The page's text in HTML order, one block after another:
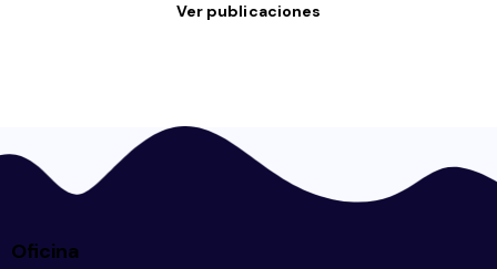
Ver publicaciones
Oficina